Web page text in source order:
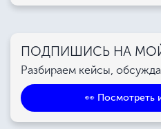
ПОДПИШИСЬ НА МОЙ
Разбираем кейсы,
👀 Посмотреть